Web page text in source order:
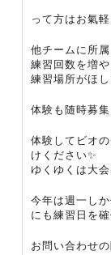
って方はお氣
他チームに所
練習回数を増
練習場所がほ
体験も随時募
体験してビオ
けください✨
ゆくゆくは大
今年は週一し
にも練習日を
お問い合わせ